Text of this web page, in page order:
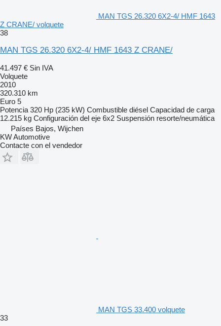
MAN TGS 26.320 6X2-4/ HMF 1643
Z CRANE/ volquete
38
MAN TGS 26.320 6X2-4/ HMF 1643 Z CRANE/
41.497 € Sin IVA
Volquete
2010
320.310 km
Euro 5
Potencia 320 Hp (235 kW) Combustible diésel Capacidad de carga
12.215 kg Configuración del eje 6x2 Suspensión resorte/neumática
Países Bajos, Wijchen
KW Automotive
Contacte con el vendedor
MAN TGS 33.400 volquete
33